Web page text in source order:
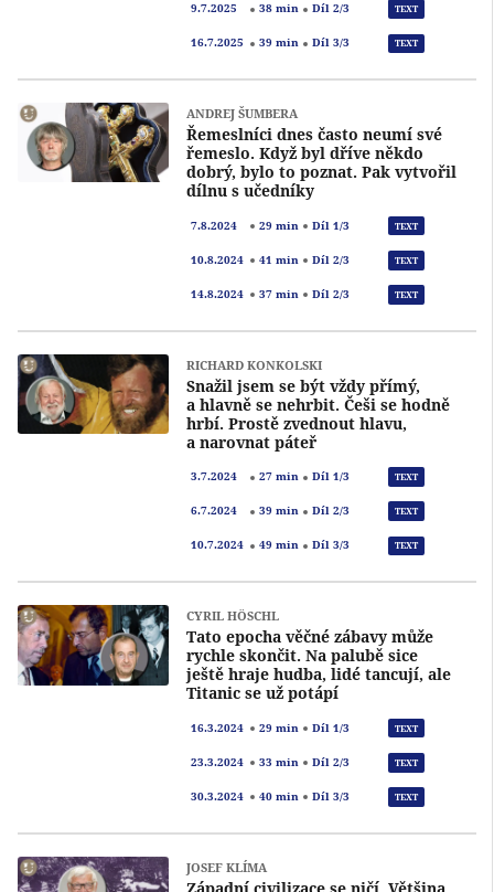
9.7.2025 38 min Díl 2/3 TEXT
16.7.2025 39 min Díl 3/3 TEXT
ANDREJ ŠUMBERA
Řemeslníci dnes často neumí své
řemeslo. Když byl dříve někdo
dobrý, bylo to poznat. Pak vytvořil
dílnu s učedníky
7.8.2024 29 min Díl 1/3 TEXT
10.8.2024 41 min Díl 2/3 TEXT
14.8.2024 37 min Díl 2/3 TEXT
RICHARD KONKOLSKI
Snažil jsem se být vždy přímý,
a hlavně se nehrbit. Češi se hodně
hrbí. Prostě zvednout hlavu,
a narovnat páteř
3.7.2024 27 min Díl 1/3 TEXT
6.7.2024 39 min Díl 2/3 TEXT
10.7.2024 49 min Díl 3/3 TEXT
CYRIL HÖSCHL
Tato epocha věčné zábavy může
rychle skončit. Na palubě sice
ještě hraje hudba, lidé tancují, ale
Titanic se už potápí
16.3.2024 29 min Díl 1/3 TEXT
23.3.2024 33 min Díl 2/3 TEXT
30.3.2024 40 min Díl 3/3 TEXT
JOSEF KLÍMA